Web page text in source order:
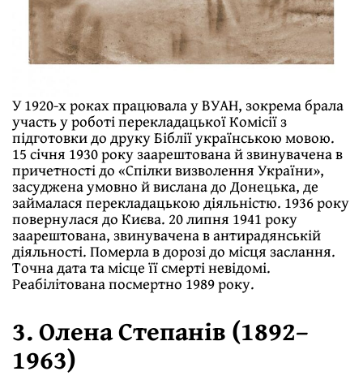
У 1920-х роках працювала у ВУАН, зокрема брала
участь у роботі перекладацької Комісії з
підготовки до друку Біблії українською мовою.
15 січня 1930 року заарештована й звинувачена в
причетності до «Спілки визволення України»,
засуджена умовно й вислана до Донецька, де
займалася перекладацькою діяльністю. 1936 року
повернулася до Києва. 20 липня 1941 року
заарештована, звинувачена в антирадянській
діяльності. Померла в дорозі до місця заслання.
Точна дата та місце її смерті невідомі.
Реабілітована посмертно 1989 року.
3. Олена Степанів (1892–
1963)